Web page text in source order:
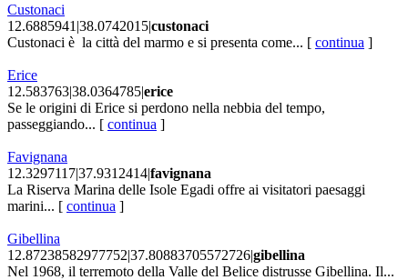
Custonaci
12.6885941|38.0742015|custonaci
Custonaci è la città del marmo e si presenta come... [ continua ]
Erice
12.583763|38.0364785|erice
Se le origini di Erice si perdono nella nebbia del tempo,
passeggiando... [ continua ]
Favignana
12.3297117|37.9312414|favignana
La Riserva Marina delle Isole Egadi offre ai visitatori paesaggi
marini... [ continua ]
Gibellina
12.87238582977752|37.80883705572726|gibellina
Nel 1968, il terremoto della Valle del Belice distrusse Gibellina. Il...